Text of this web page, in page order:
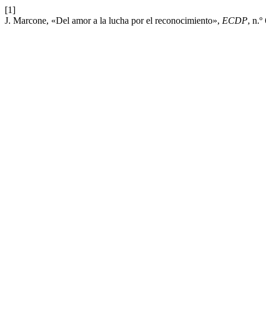
[1]
J. Marcone, «Del amor a la lucha por el reconocimiento», ECDP,